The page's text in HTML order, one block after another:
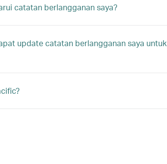
catatan berlangganan saya?
update catatan berlangganan saya untuk